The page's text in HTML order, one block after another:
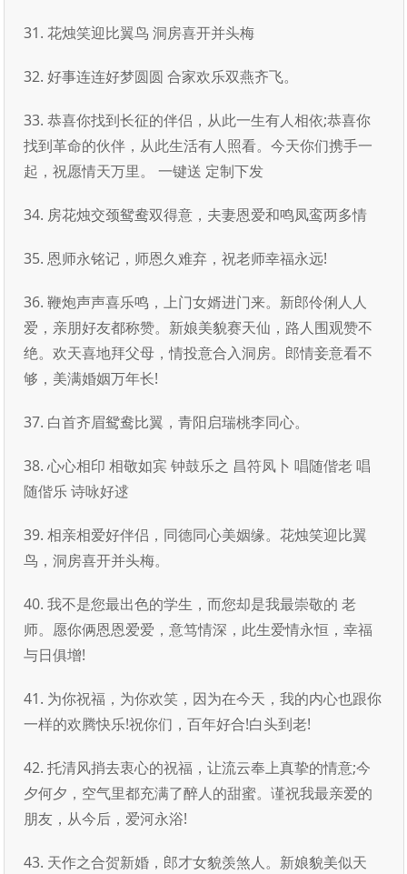
31. 花烛笑迎比翼鸟 洞房喜开并头梅
32. 好事连连好梦圆圆 合家欢乐双燕齐飞。
33. 恭喜你找到长征的伴侣，从此一生有人相依;恭喜你
找到革命的伙伴，从此生活有人照看。今天你们携手一
起，祝愿情天万里。 一键送 定制下发
34. 房花烛交颈鸳鸯双得意，夫妻恩爱和鸣凤鸾两多情
35. 恩师永铭记，师恩久难弃，祝老师幸福永远!
36. 鞭炮声声喜乐鸣，上门女婿进门来。新郎伶俐人人
爱，亲朋好友都称赞。新娘美貌赛天仙，路人围观赞不
绝。欢天喜地拜父母，情投意合入洞房。郎情妾意看不
够，美满婚姻万年长!
37. 白首齐眉鸳鸯比翼，青阳启瑞桃李同心。
38. 心心相印 相敬如宾 钟鼓乐之 昌符凤卜 唱随偕老 唱
随偕乐 诗咏好逑
39. 相亲相爱好伴侣，同德同心美姻缘。花烛笑迎比翼
鸟，洞房喜开并头梅。
40. 我不是您最出色的学生，而您却是我最崇敬的 老
师。愿你俩恩恩爱爱，意笃情深，此生爱情永恒，幸福
与日俱增!
41. 为你祝福，为你欢笑，因为在今天，我的内心也跟你
一样的欢腾快乐!祝你们，百年好合!白头到老!
42. 托清风捎去衷心的祝福，让流云奉上真挚的情意;今
夕何夕，空气里都充满了醉人的甜蜜。谨祝我最亲爱的
朋友，从今后，爱河永浴!
43. 天作之合贺新婚，郎才女貌羡煞人。新娘貌美似天